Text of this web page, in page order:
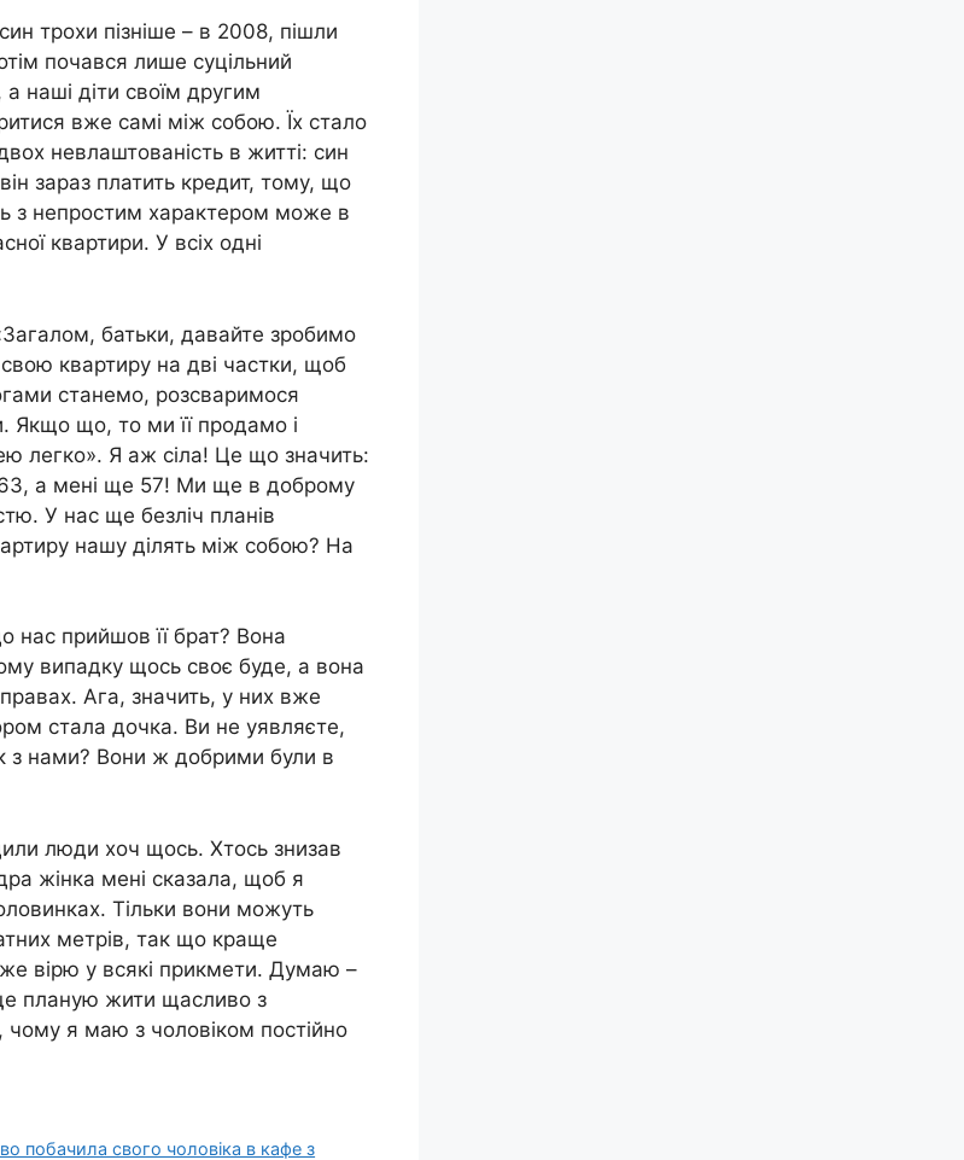
трохи пізніше – в 2008, пішли
почався лише суцільний
наші діти своїм другим
вже самі між собою. Їх стало
невлаштованість в житті: син
зараз платить кредит, тому, що
з непростим характером може в
квартири. У всіх одні
батьки, давайте зробимо
квартиру на дві частки, щоб
станемо, розсваримося
Якщо що, то ми її продамо і
легко». Я аж сіла! Це що значить:
а мені ще 57! Ми ще в доброму
У нас ще безліч планів
нашу ділять між собою? На
нас прийшов її брат? Вона
випадку щось своє буде, а вона
Ага, значить, у них вже
стала дочка. Ви не уявляєте,
з нами? Вони ж добрими були в
люди хоч щось. Хтось знизав
жінка мені сказала, щоб я
Тільки вони можуть
метрів, так що краще
вірю у всякі прикмети. Думаю –
планую жити щасливо з
чому я маю з чоловіком постійно
побачила свого чоловіка в кафе з